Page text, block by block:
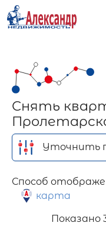
Снять
Уточнить
Способ
карта
Показано